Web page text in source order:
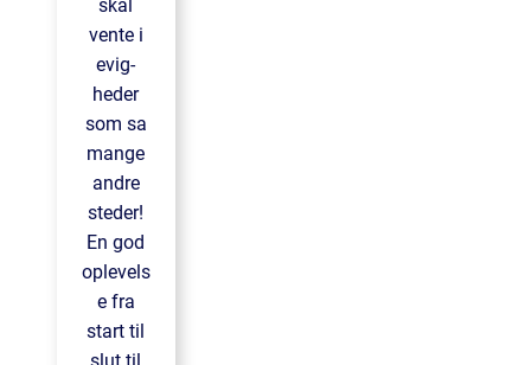
skal
vente i
evig-
heder
som sa
mange
andre
steder!
En god
oplevels
e fra
start til